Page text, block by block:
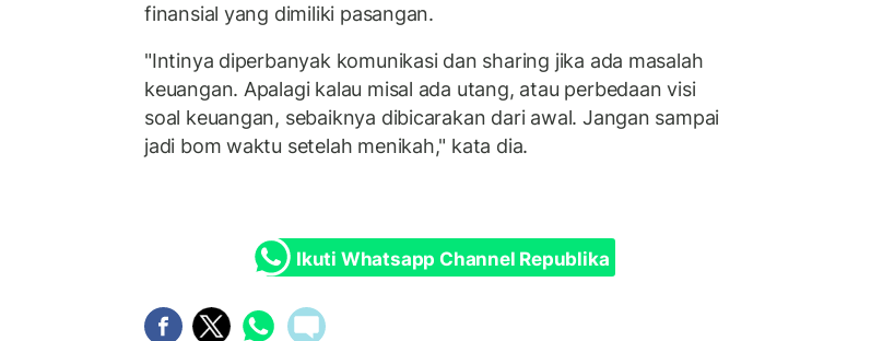
finansial yang dimiliki pasangan.
"Intinya diperbanyak komunikasi dan sharing jika ada masalah
keuangan. Apalagi kalau misal ada utang, atau perbedaan visi
soal keuangan, sebaiknya dibicarakan dari awal. Jangan sampai
jadi bom waktu setelah menikah," kata dia.
Ikuti Whatsapp Channel Republika